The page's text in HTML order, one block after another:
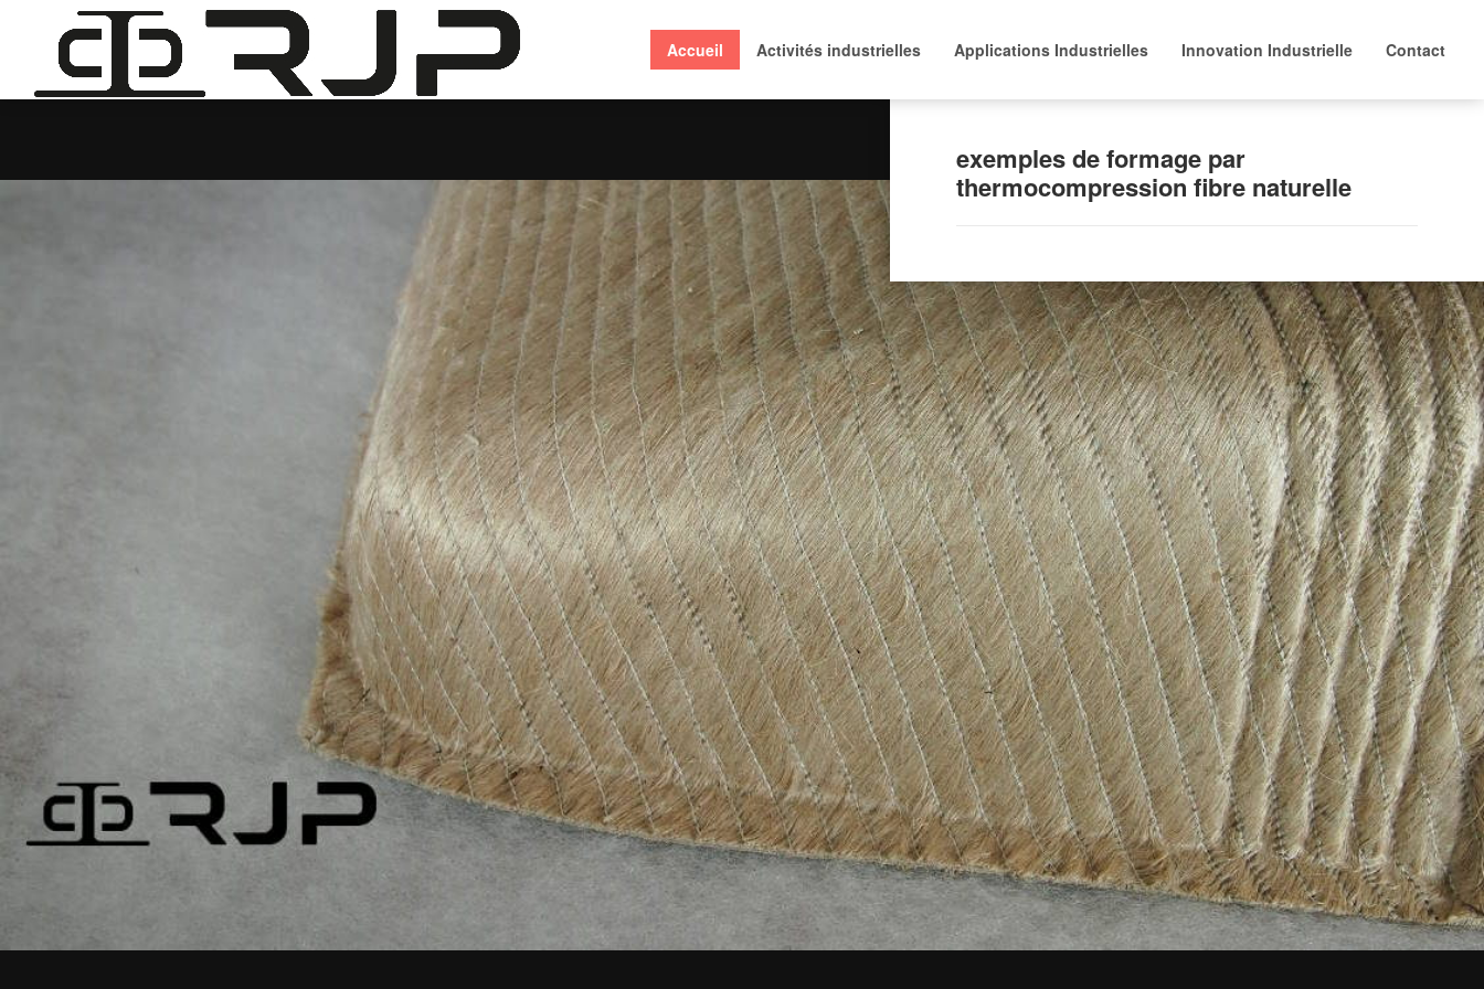
Accueil Activités industrielles Applications Industrielles Innovation Industrielle Contact
exemples de formage par
thermocompression fibre naturelle